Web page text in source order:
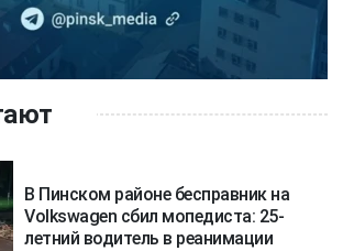
В Пинском районе бесправник на
Volkswagen сбил мопедиста: 25-
летний водитель в реанимации